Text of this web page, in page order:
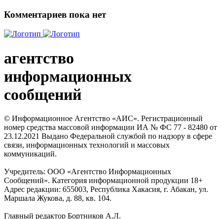
Комментариев пока нет
агентство
информационных
сообщений
© Информационное Агентство «АИС». Регистрационный
номер средства массовой информации ИА № ФС 77 - 82480 от
23.12.2021 Выдано Федеральной службой по надзору в сфере
связи, информационных технологий и массовых
коммуникаций.
Учредитель: ООО «Агентство Информационных
Сообщений». Категория информационной продукции 18+
Адрес редакции: 655003, Республика Хакасия, г. Абакан, ул.
Маршала Жукова, д. 88, кв. 104.
Главный редактор Бортников А.Л.